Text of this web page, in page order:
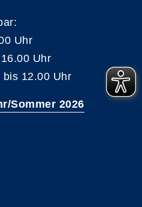
Uhr
Uhr
bis 12.00 Uhr
Sommer 2026